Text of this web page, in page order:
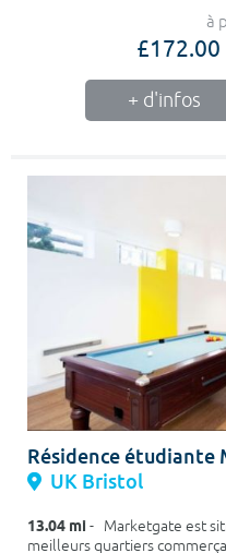
à
£172.00
+ d'infos
Résidence étudiante
UK Bristol
13.04 mi - Marketgate est
meilleurs quartiers